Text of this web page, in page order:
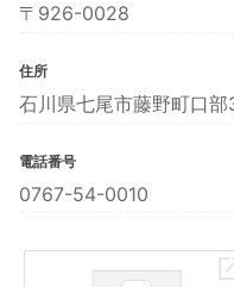
〒926-0028
住所
石川県七尾市藤野町口部
電話番号
0767-54-0010